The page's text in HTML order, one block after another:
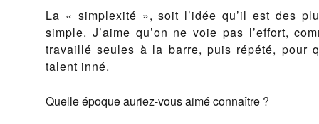
La « simplexité », soit l’idée qu’il est des
simple. J’aime qu’on ne voie pas l’effort,
travaillé seules à la barre, puis répété, pour
talent inné.
Quelle époque auriez-vous aimé connaître ?